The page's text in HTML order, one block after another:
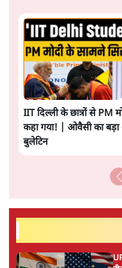
सत्य हिन्दी ऐप
प्रेम कुमार
प्रेम कुमार समसामयिक
प्रेम कुमार की और स्टोरी पढ़ें
अगली
ताजा खबरें